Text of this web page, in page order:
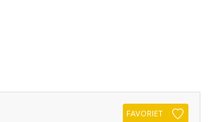
FAVORIET